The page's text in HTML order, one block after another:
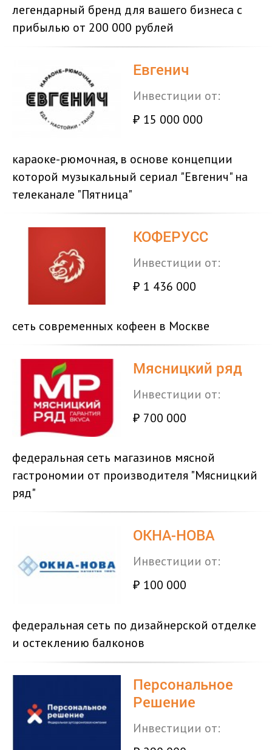
легендарный бренд для вашего бизнеса с
прибылью от 200 000 рублей
Евгенич
Инвестиции от:
₽ 15 000 000
караоке-рюмочная, в основе концепции
которой музыкальный сериал "Евгенич" на
телеканале "Пятница"
КОФЕРУСС
Инвестиции от:
₽ 1 436 000
сеть современных кофеен в Москве
Мясницкий ряд
Инвестиции от:
₽ 700 000
федеральная сеть магазинов мясной
гастрономии от производителя "Мясницкий
ряд"
ОКНА-НОВА
Инвестиции от:
₽ 100 000
федеральная сеть по дизайнерской отделке
и остеклению балконов
Персональное
Решение
Инвестиции от: